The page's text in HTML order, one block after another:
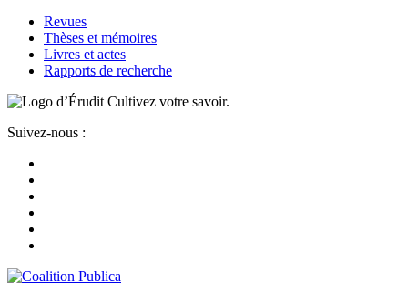
Revues
Thèses et mémoires
Livres et actes
Rapports de recherche
Cultivez votre savoir.
Suivez-nous :